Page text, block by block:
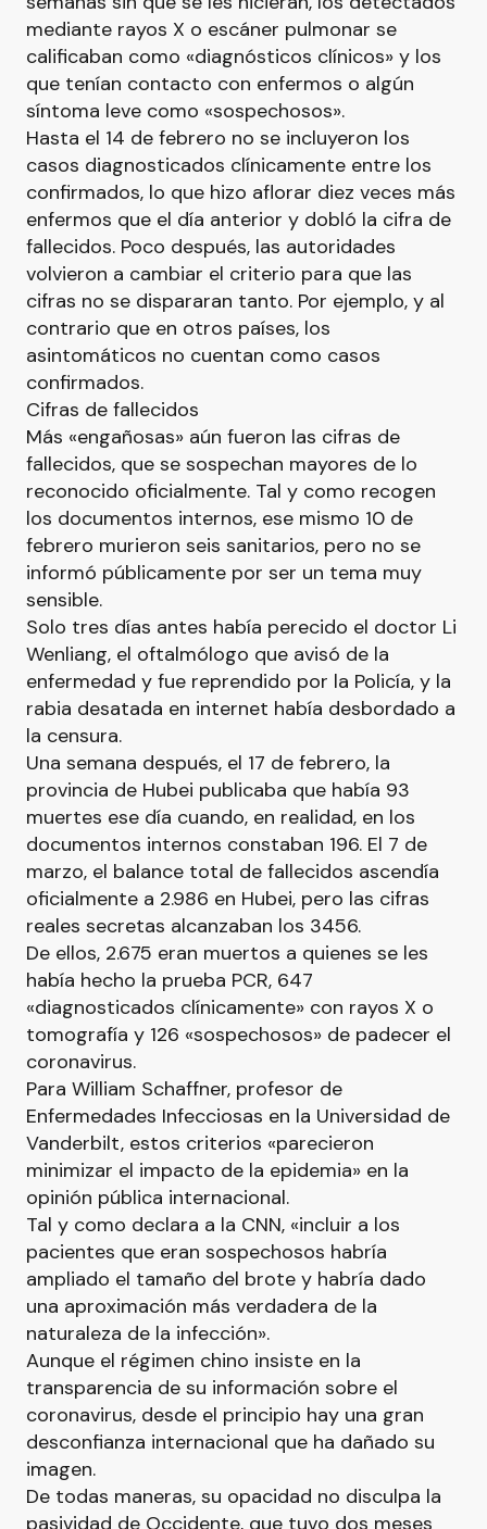
mediante rayos X o escáner pulmonar se
calificaban como «diagnósticos clínicos» y los
que tenían contacto con enfermos o algún
síntoma leve como «sospechosos».
Hasta el 14 de febrero no se incluyeron los
casos diagnosticados clínicamente entre los
confirmados, lo que hizo aflorar diez veces más
enfermos que el día anterior y dobló la cifra de
fallecidos. Poco después, las autoridades
volvieron a cambiar el criterio para que las
cifras no se dispararan tanto. Por ejemplo, y al
contrario que en otros países, los
asintomáticos no cuentan como casos
confirmados.
Cifras de fallecidos
Más «engañosas» aún fueron las cifras de
fallecidos, que se sospechan mayores de lo
reconocido oficialmente. Tal y como recogen
los documentos internos, ese mismo 10 de
febrero murieron seis sanitarios, pero no se
informó públicamente por ser un tema muy
sensible.
Solo tres días antes había perecido el doctor Li
Wenliang, el oftalmólogo que avisó de la
enfermedad y fue reprendido por la Policía, y la
rabia desatada en internet había desbordado a
la censura.
Una semana después, el 17 de febrero, la
provincia de Hubei publicaba que había 93
muertes ese día cuando, en realidad, en los
documentos internos constaban 196. El 7 de
marzo, el balance total de fallecidos ascendía
oficialmente a 2.986 en Hubei, pero las cifras
reales secretas alcanzaban los 3456.
De ellos, 2.675 eran muertos a quienes se les
había hecho la prueba PCR, 647
«diagnosticados clínicamente» con rayos X o
tomografía y 126 «sospechosos» de padecer el
coronavirus.
Para William Schaffner, profesor de
Enfermedades Infecciosas en la Universidad de
Vanderbilt, estos criterios «parecieron
minimizar el impacto de la epidemia» en la
opinión pública internacional.
Tal y como declara a la CNN, «incluir a los
pacientes que eran sospechosos habría
ampliado el tamaño del brote y habría dado
una aproximación más verdadera de la
naturaleza de la infección».
Aunque el régimen chino insiste en la
transparencia de su información sobre el
coronavirus, desde el principio hay una gran
desconfianza internacional que ha dañado su
imagen.
De todas maneras, su opacidad no disculpa la
pasividad de Occidente, que tuvo dos meses